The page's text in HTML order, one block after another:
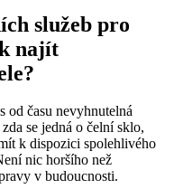
služeb​ pro
najít
od času nevyhnutelná
se jedná⁣ o čelní ‍sklo,
k dispozici spolehlivého
nic horšího než
v budoucnosti.